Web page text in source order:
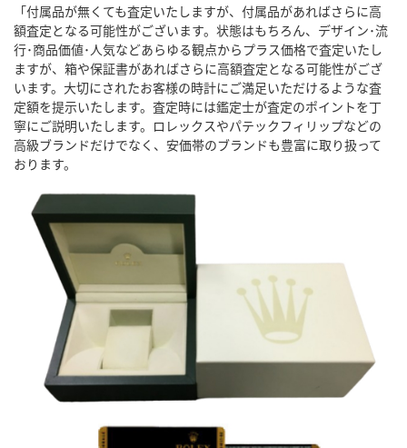
「付属品が無くても査定いたしますが、付属品があればさらに高
額査定となる可能性がございます。状態はもちろん、デザイン･流
行･商品価値･人気などあらゆる観点からプラス価格で査定いたし
ますが、箱や保証書があればさらに高額査定となる可能性がござ
います。大切にされたお客様の時計にご満足いただけるような査
定額を提示いたします。査定時には鑑定士が査定のポイントを丁
寧にご説明いたします。ロレックスやパテックフィリップなどの
高級ブランドだけでなく、安価帯のブランドも豊富に取り扱って
おります。